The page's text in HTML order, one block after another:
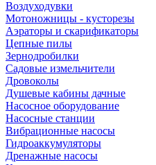
Воздуходувки
Мотоножницы - кусторезы
Аэраторы и скарификаторы
Цепные пилы
Зернодробилки
Садовые измельчители
Дровоколы
Душевые кабины дачные
Насосное оборудование
Насосные станции
Вибрационные насосы
Гидроаккумуляторы
Дренажные насосы